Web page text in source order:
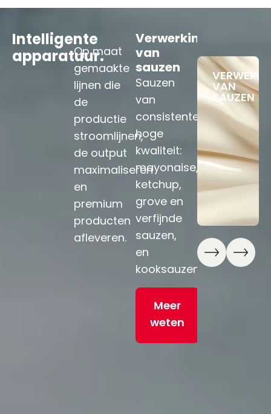
Intelligente
apparatuur.
Op maat
gemaakte
lijnen die
de
productie
stroomlijnen,
de output
maximaliseren
en
premium
producten
afleveren.
Verwerking
van
sauzen
Sauzen
van
consistente,
hoge
kwaliteit:
mayonaise,
ketchup,
grove en
verfijnde
sauzen,
en
kooksauzen.
Meer
weten
van
fruit
Premium
–
jam en
marmelade.
weten
VAN
SAUZEN